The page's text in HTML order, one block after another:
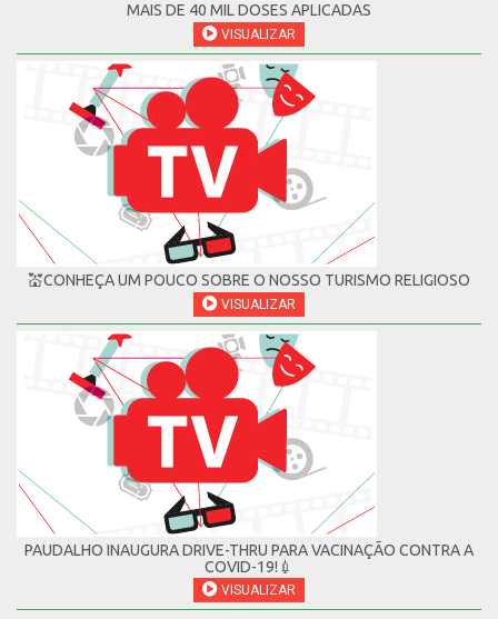
MAIS DE 40 MIL DOSES APLICADAS
VISUALIZAR
💒CONHEÇA UM POUCO SOBRE O NOSSO TURISMO RELIGIOSO
VISUALIZAR
PAUDALHO INAUGURA DRIVE-THRU PARA VACINAÇÃO CONTRA A
COVID-19!💉
VISUALIZAR